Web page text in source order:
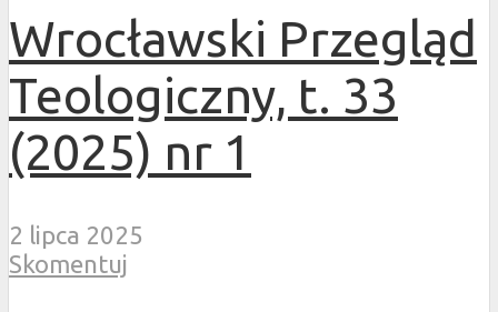
Wrocławski Przegląd
Teologiczny, t. 33
(2025) nr 1
2 lipca 2025
Skomentuj